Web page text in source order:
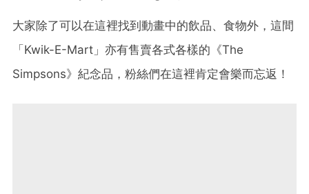
大家除了可以在這裡找到動畫中的飲品、食物外，這間
「Kwik-E-Mart」亦有售賣各式各樣的《The
Simpsons》紀念品，粉絲們在這裡肯定會樂而忘返！